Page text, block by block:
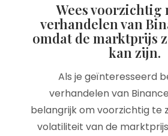
Wees voorzichtig
verhandelen van
omdat de marktprijs
kan zijn.
Als je geïnteresseerd
verhandelen van
belangrijk om voorzichtig te
volatiliteit van de